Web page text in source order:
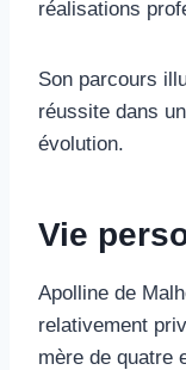
réalisations
Son parcours
réussite dans
évolution.
Vie
Apolline de
relativement
mère de quatre